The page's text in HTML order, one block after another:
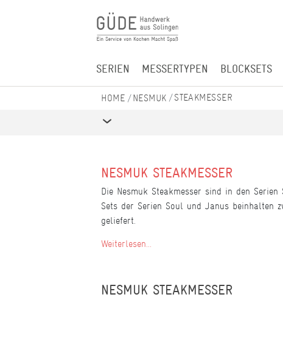
SERIEN MESSERTYPEN BLOCKSETS
NESMUK STEAKMESSER
NESMUK STEAKMESSER
Die Nesmuk Steakmesser sind in den
Sets der Serien Soul und Janus beinhalten
geliefert.
Weiterlesen...
NESMUK STEAKMESSER